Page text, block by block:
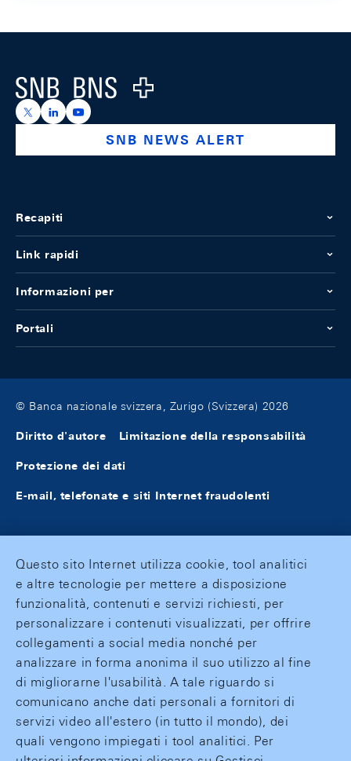
Logo
https://x.com/snb_bns
https://ch.linkedin.com/company/swiss-national-
https://www.youtube.com/@swissnationalbank
SNB NEWS ALERT
Recapiti
Link rapidi
Informazioni per
Portali
© Banca nazionale svizzera, Zurigo (Svizzera) 2026
Diritto d'autore Limitazione della responsabilità
Protezione dei dati
E-mail, telefonate e siti Internet fraudolenti
Questo sito Internet utilizza cookie, tool analitici
e altre tecnologie per mettere a disposizione
funzionalità, contenuti e servizi richiesti, per
personalizzare i contenuti visualizzati, per offrire
collegamenti a social media nonché per
analizzare in forma anonima il suo utilizzo al fine
di migliorarne l'usabilità. A tale riguardo si
comunicano anche dati personali a fornitori di
servizi video all'estero (in tutto il mondo), dei
quali vengono impiegati i tool analitici. Per